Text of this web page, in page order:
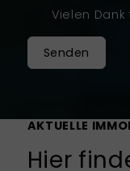
Vielen Dank
Senden
AKTUELLE
Hier